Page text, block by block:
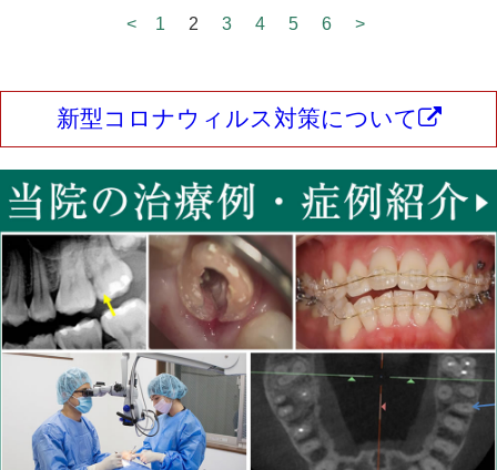
< 1 2 3 4 5 6 >
新型コロナウィルス対策について